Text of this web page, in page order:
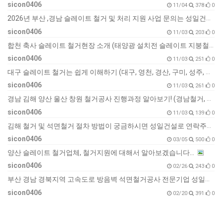
sicon0406
11/04 378 0
2026년 부산 ,경남 슬레이트 철거 및 처리 지원 사업 문의는 성일건설에서!
sicon0406
11/03 203 0
sicon0406
11/03 251 0
sicon0406
11/03 261 0
경남 김해 양산 울산 창원 철거공사 진행과정 알아보기! (경남철거, 김해철거, 양산철거, 울산철거, 창원철거, 공장, 창고, 축사 철거전문)
sicon0406
11/03 139 0
sicon0406
03/05 500 0
양산 슬레이트 철거업체, 철거지원에 대해서 알아보겠습니다...
sicon0406
02/26 243 0
부산 경남 경북지역 고속도로 방음벽 석면철거공사 전문기업 성일건설입니다!!!!!
sicon0406
02/20 391 0